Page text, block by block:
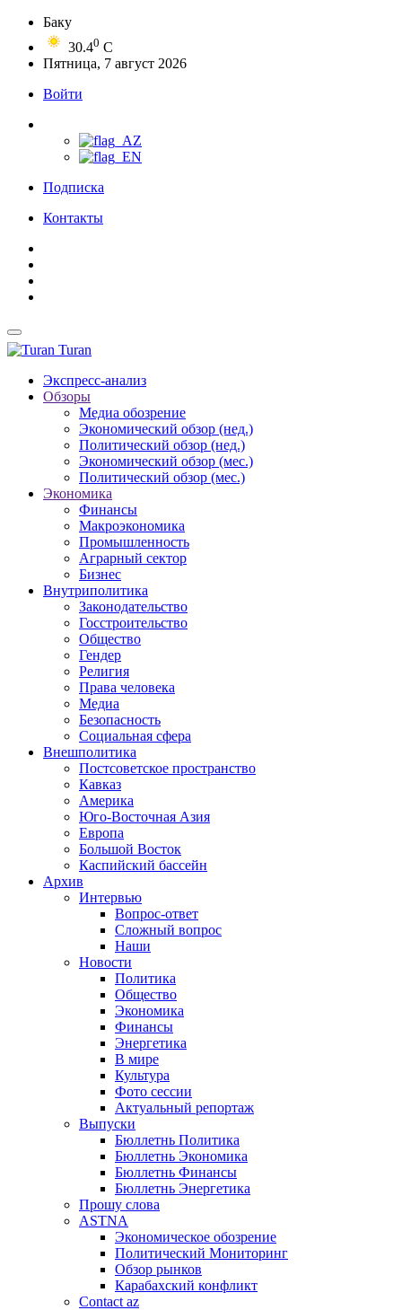
Баку
30.40 C
Пятница, 7 август 2026
Войти
Подписка
Контакты
Turan
Экспресс-анализ
Обзоры
Медиа обозрение
Экономический обзор (нед.)
Политический обзор (нед.)
Экономический обзор (мес.)
Политический обзор (мес.)
Экономика
Финансы
Макроэкономика
Промышленность
Аграрный сектор
Бизнес
Внутриполитика
Законодательство
Госстроительство
Общество
Гендер
Религия
Права человека
Медиа
Безопасность
Социальная сфера
Внешполитика
Постсоветское пространство
Кавказ
Америка
Юго-Восточная Азия
Европа
Большой Восток
Каспийский бассейн
Архив
Интервью
Вопрос-ответ
Сложный вопрос
Наши
Новости
Политика
Общество
Экономика
Финансы
Энергетика
В мире
Культура
Фото сессии
Актуальный репортаж
Выпуски
Бюллетнь Политика
Бюллетнь Экономика
Бюллетнь Финансы
Бюллетнь Энергетика
Прошу слова
ASTNA
Экономическое обозрение
Политический Мониторинг
Обзор рынков
Карабахский конфликт
Contact az